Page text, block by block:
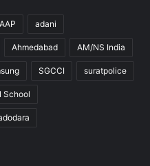
AAP adani
Ahmedabad AM/NS India
SGCCI suratpolice
School